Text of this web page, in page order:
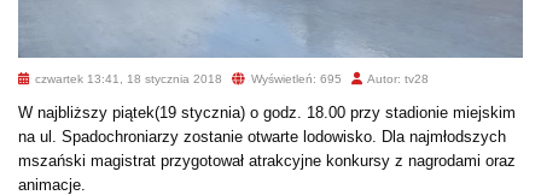
czwartek 13:41, 18 stycznia 2018 Wyświetleń: 695 Autor: tv28
W najbliższy piątek(19 stycznia) o godz. 18.00 przy stadionie miejskim
na ul. Spadochroniarzy zostanie otwarte lodowisko. Dla najmłodszych
mszański magistrat przygotował atrakcyjne konkursy z nagrodami oraz
animacje.